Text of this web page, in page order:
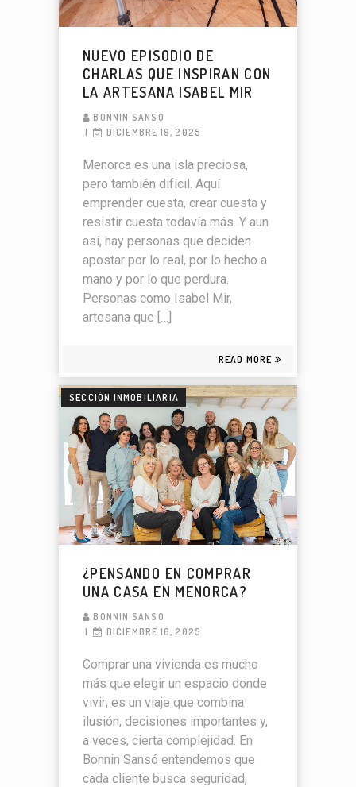
NUEVO EPISODIO DE
CHARLAS QUE INSPIRAN CON
LA ARTESANA ISABEL MIR
BONNIN SANSO
DICIEMBRE 19, 2025
Menorca es una isla preciosa,
pero también difícil. Aquí
emprender cuesta, crear cuesta y
resistir cuesta todavía más. Y aun
así, hay personas que deciden
apostar por lo real, por lo hecho a
mano y por lo que perdura.
Personas como Isabel Mir,
artesana que […]
READ MORE
SECCIÓN INMOBILIARIA
¿PENSANDO EN COMPRAR
UNA CASA EN MENORCA?
BONNIN SANSO
DICIEMBRE 16, 2025
Comprar una vivienda es mucho
más que elegir un espacio donde
vivir; es un viaje que combina
ilusión, decisiones importantes y,
a veces, cierta complejidad. En
Bonnin Sansó entendemos que
cada cliente busca seguridad,